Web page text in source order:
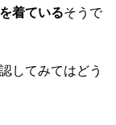
着ているそうで
してみてはどう